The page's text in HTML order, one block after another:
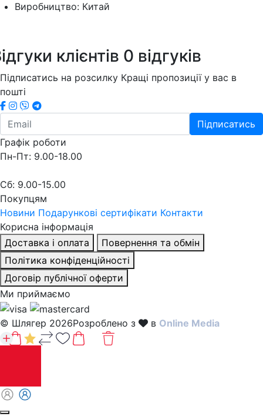
Виробництво: Китай
клієнтів 0 відгуків
Підписатись на розсилку Кращі пропозиції у вас в
пошті
Підписатись
Графік роботи
Пн-Пт: 9.00-18.00
Сб: 9.00-15.00
Покупцям
Новини Подарункові сертифікати Контакти
Корисна інформація
Доставка і оплата
Повернення та обмін
Політика конфіденційності
Договір публічної оферти
Ми приймаємо
© Шлягер 2026Розроблено з в Online Media